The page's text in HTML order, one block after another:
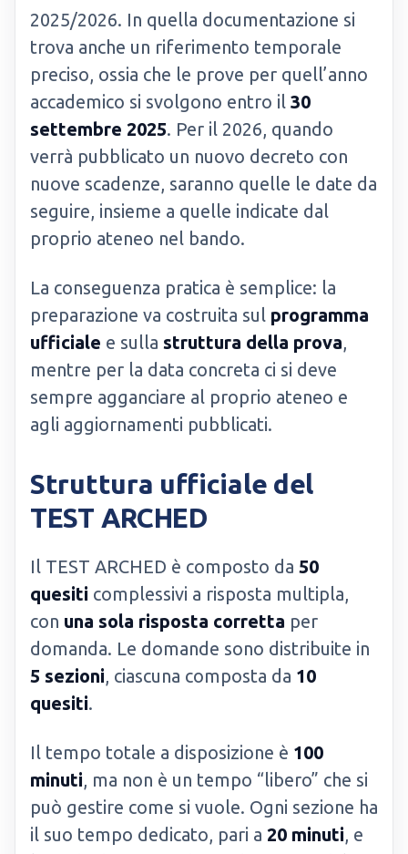
2025/2026. In quella documentazione si
trova anche un riferimento temporale
preciso, ossia che le prove per quell’anno
accademico si svolgono entro il 30
settembre 2025. Per il 2026, quando
verrà pubblicato un nuovo decreto con
nuove scadenze, saranno quelle le date da
seguire, insieme a quelle indicate dal
proprio ateneo nel bando.
La conseguenza pratica è semplice: la
preparazione va costruita sul programma
ufficiale e sulla struttura della prova,
mentre per la data concreta ci si deve
sempre agganciare al proprio ateneo e
agli aggiornamenti pubblicati.
Struttura ufficiale del
TEST ARCHED
Il TEST ARCHED è composto da 50
quesiti complessivi a risposta multipla,
con una sola risposta corretta per
domanda. Le domande sono distribuite in
5 sezioni, ciascuna composta da 10
quesiti.
Il tempo totale a disposizione è 100
minuti, ma non è un tempo “libero” che si
può gestire come si vuole. Ogni sezione ha
il suo tempo dedicato, pari a 20 minuti, e